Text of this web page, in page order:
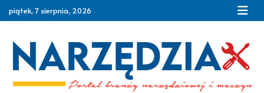
piątek, 7 sierpnia, 2026